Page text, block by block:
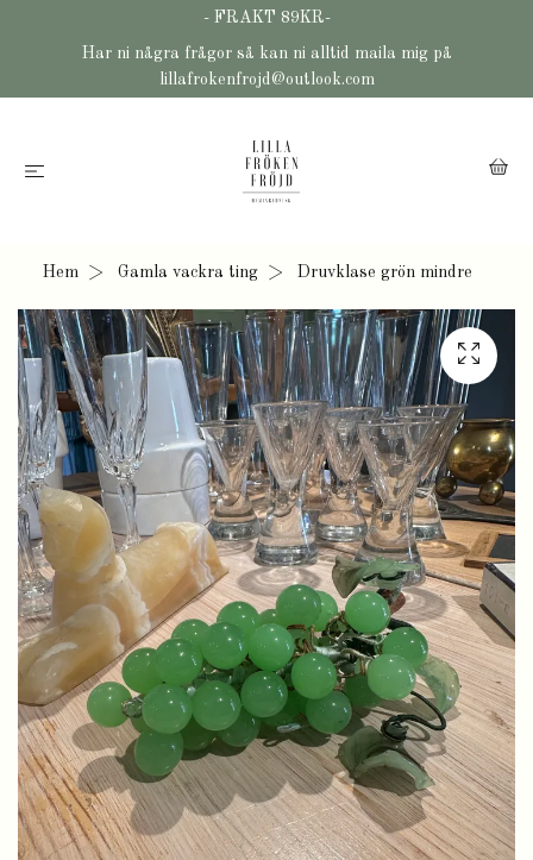
- FRAKT 89KR-
Har ni några frågor så kan ni alltid maila mig på
lillafrokenfrojd@outlook.com
Hem Gamla vackra ting Druvklase grön mindre